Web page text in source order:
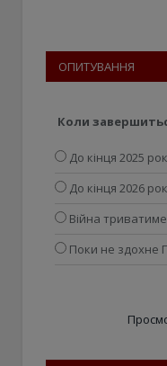
ОПИТУВАННЯ
Коли
До кінця 2025
До кінця 2026
Війна
Поки не здохне